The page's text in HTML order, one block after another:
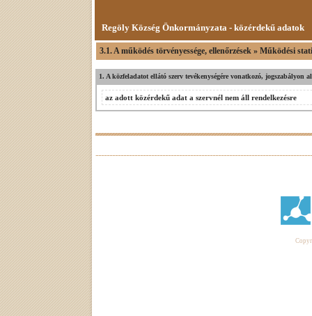
Regöly Község Önkormányzata - közérdekű adatok
3.1. A működés törvényessége, ellenőrzések » Működési
1. A közfeladatot ellátó szerv tevékenységére vonatkozó,
az adott közérdekű adat a szervnél nem áll rendelkezésre